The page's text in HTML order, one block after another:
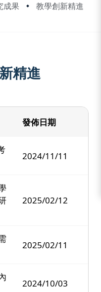
成果
教學創新精進
精進
發佈日期
2024/11/11
2025/02/12
2025/02/11
2024/10/03